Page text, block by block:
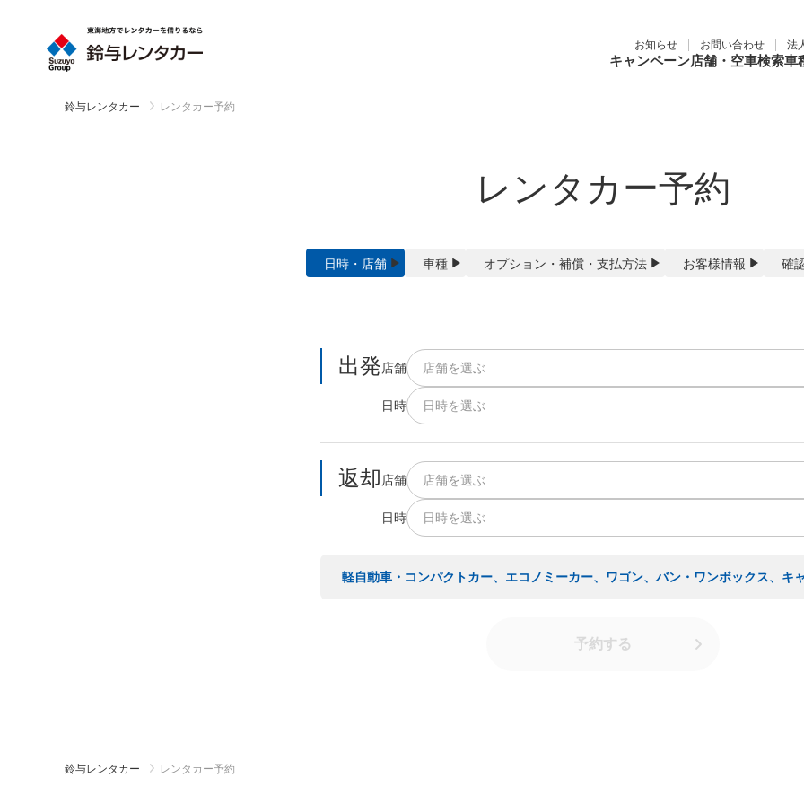
キャンペーン店舗・空車検索車
お知らせ お問い合わせ 法
鈴与レンタカー レンタカー予約
レンタカー予約
日時・店舗 車種 オプション ・ 補償 ・ 支払方法 お客様情報 確
出発店舗 店舗を選ぶ
日時 日時を選ぶ
返却 店舗 店舗を選ぶ
日時 日時を選ぶ
軽自動車・コンパクトカー、エコノミーカー、ワゴン、バン・ワンボックス、キ
予約する
鈴与レンタカー レンタカー予約